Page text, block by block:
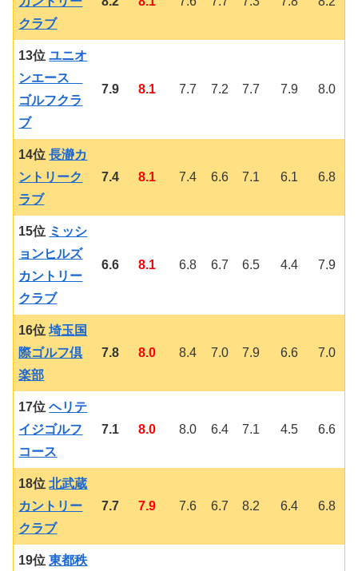
クラブ
13位ユニオ
ンエース
ゴルフクラ
ブ
7.9 8.1 7.7 7.2 7.7 7.9 8.0
14位長瀞カ
ントリーク
ラブ
7.4 8.1 7.4 6.6 7.1 6.1 6.8
15位 ミッシ
ョンヒルズ
カントリー
クラブ
6.6 8.1 6.8 6.7 6.5 4.4 7.9
16位埼玉国
際ゴルフ倶
楽部
7.8 8.0 8.4 7.0 7.9 6.6 7.0
17位ヘリテ
イジゴルフ
コース
7.1 8.0 8.0 6.4 7.1 4.5 6.6
18位北武蔵
カントリー
クラブ
7.7 7.9 7.6 6.7 8.2 6.4 6.8
19位東都秩